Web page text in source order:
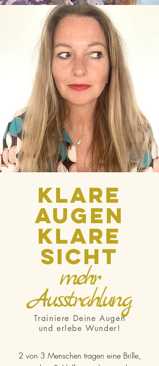
Klare
Augen
Klare
Sicht
mehr
Ausstrahlung
Trainiere Deine Augen
und erlebe Wunder!
2 von 3 Menschen tragen eine Brille,